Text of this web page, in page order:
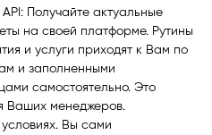
Получайте актуальные
на своей платформе. Рутины
и услуги приходят к Вам по
и заполненными
самостоятельно. Это
Ваших менеджеров.
Вы сами